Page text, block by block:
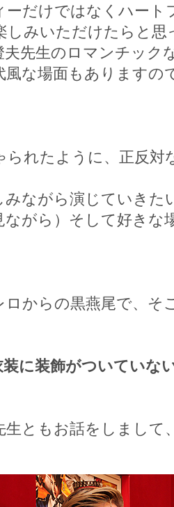
ーだけではなくハート
しみいただけたらと思
夫先生のロマンチック
風な場面もありますの
られたように、正反対
みながら演じていきた
ながら）そして好き
ロからの黒燕尾で、そ
に装飾がついていな
生ともお話をしまして